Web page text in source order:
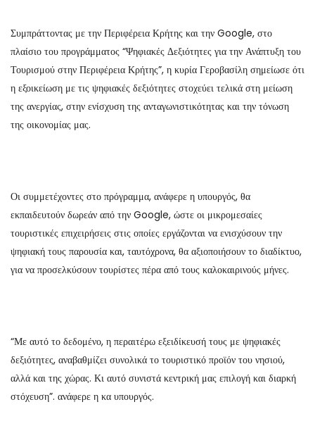
Συμπράττοντας με την Περιφέρεια Κρήτης και την Google, στο
πλαίσιο του προγράμματος “Ψηφιακές Δεξιότητες για την Ανάπτυξη του
Τουρισμού στην Περιφέρεια Κρήτης”, η κυρία Γεροβασίλη σημείωσε ότι
η εξοικείωση με τις ψηφιακές δεξιότητες στοχεύει τελικά στη μείωση
της ανεργίας, στην ενίσχυση της ανταγωνιστικότητας και την τόνωση
της οικονομίας μας.
Οι συμμετέχοντες στο πρόγραμμα, ανάφερε η υπουργός, θα
εκπαιδευτούν δωρεάν από την Google, ώστε οι μικρομεσαίες
τουριστικές επιχειρήσεις στις οποίες εργάζονται να ενισχύσουν την
ψηφιακή τους παρουσία και, ταυτόχρονα, θα αξιοποιήσουν το διαδίκτυο,
για να προσελκύσουν τουρίστες πέρα από τους καλοκαιρινούς μήνες.
“Με αυτό το δεδομένο, η περαιτέρω εξειδίκευσή τους με ψηφιακές
δεξιότητες, αναβαθμίζει συνολικά το τουριστικό προϊόν του νησιού,
αλλά και της χώρας. Κι αυτό συνιστά κεντρική μας επιλογή και διαρκή
στόχευση”. ανάφερε η κα υπουργός.